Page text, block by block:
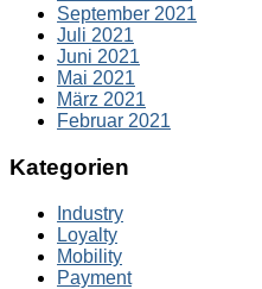
September 2021
Juli 2021
Juni 2021
Mai 2021
März 2021
Februar 2021
Kategorien
Industry
Loyalty
Mobility
Payment